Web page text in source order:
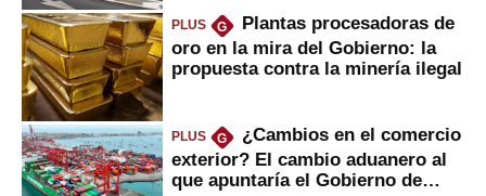
PLUS G
Plantas procesadoras de
oro en la mira del Gobierno: la
propuesta contra la minería ilegal
PLUS G
¿Cambios en el comercio
exterior? El cambio aduanero al
que apuntaría el Gobierno de